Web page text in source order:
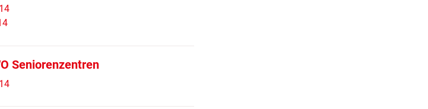
Seniorenzentren